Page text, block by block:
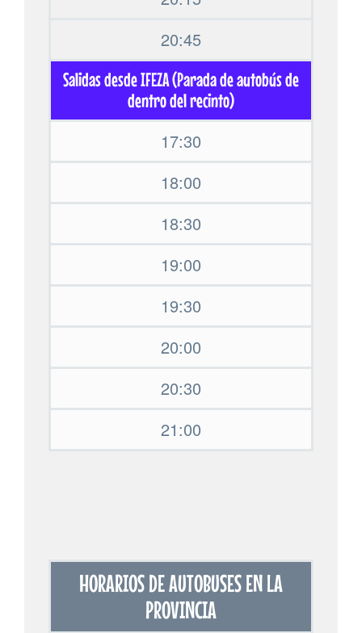
20:45
Salidas desde IFEZA (Parada de autobús de
dentro del recinto)
17:30
18:00
18:30
19:00
19:30
20:00
20:30
21:00
HORARIOS DE AUTOBUSES EN LA
PROVINCIA